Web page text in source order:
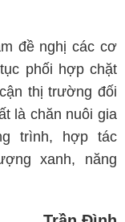
đề nghị các cơ
phối hợp chặt
thị trường đối
là chăn nuôi gia
trình, hợp tác
xanh, năng